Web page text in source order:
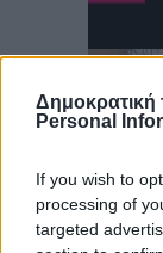
Δημοκρατική
Personal
If you wish to
processing of
targeted